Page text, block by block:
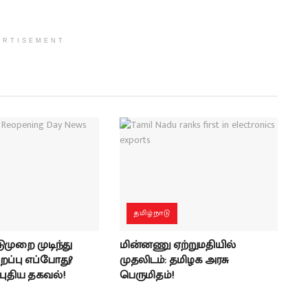
முடிந்து
எப்போது?
தகவல்!
தமிழ்நாடு
மின்னணு ஏற்றுமதியில்
முதலிடம்: தமிழக அரசு
பெருமிதம்!